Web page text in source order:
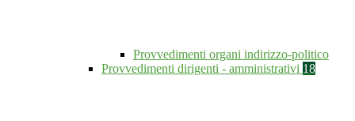
Provvedimenti organi indirizzo-politico
Provvedimenti dirigenti - amministrativi 18